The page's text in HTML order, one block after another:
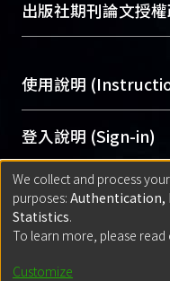
profiles and
services of “NTU
開放取用是從使用
動，應用在學術研
用逐年攀升。同時
Archive）平台。 （
出版社期刊論文授
含部分內容的版
助與合作完成，
意提供此授權。
Please represent
original work,
grant the rights to
若欲上傳已出版
policy finder
網
使用說明
網站簡介
使用手冊
線上預約服務
登入說明 (Sign-in)
方案一：臺灣大
(With C&INC
方案二：ORCID
匯入著作
方案一：定期更新
for identifier
Built withDSpace-CRIS
We collect and process
purposes: Authentication,
Statistics.
To learn more, please read
Customize